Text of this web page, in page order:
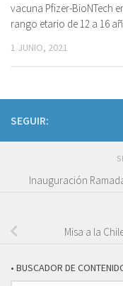
vacuna Pfizer-BioNTech
rango etario de 12 a 16
1 JUNIO, 2021
SEGUIR:
Inauguración
Misa a la
• BUSCADOR DE